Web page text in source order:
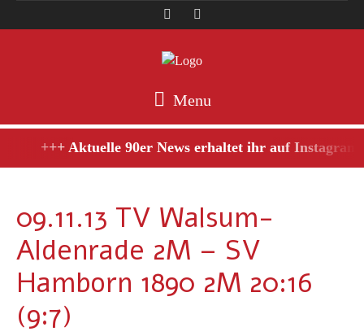
Menu
+++ Aktuelle 90er News erhaltet ihr auf
09.11.13 TV Walsum-
Aldenrade 2M – SV
Hamborn 1890 2M 20:16
(9:7)